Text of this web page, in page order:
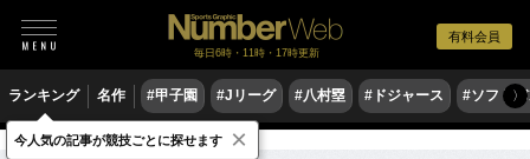
有料会員
毎日6時・11時・17時更新
ランキング 名作 #甲子園 #Jリーグ #八村塁 #ドジャース #ソフト〉
格闘技 相撲
今人気の記事が競技ごとに探せます ×